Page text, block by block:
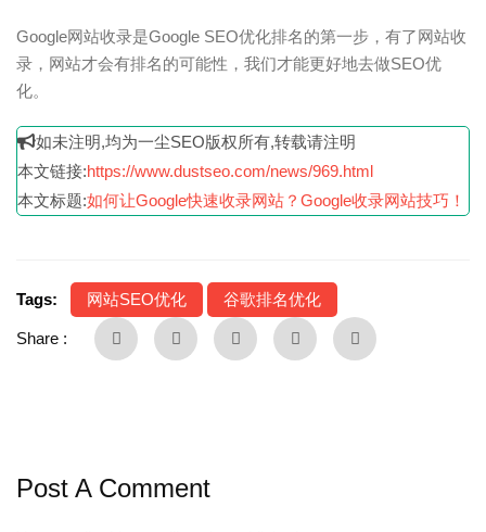
Google网站收录是Google SEO优化排名的第一步，有了网站收
录，网站才会有排名的可能性，我们才能更好地去做SEO优
化。
如未注明,均为一尘SEO版权所有,转载请注明
本文链接:https://www.dustseo.com/news/969.html
本文标题:如何让Google快速收录网站？Google收录网站技巧！
Tags: 网站SEO优化 谷歌排名优化
Share :
Post A Comment